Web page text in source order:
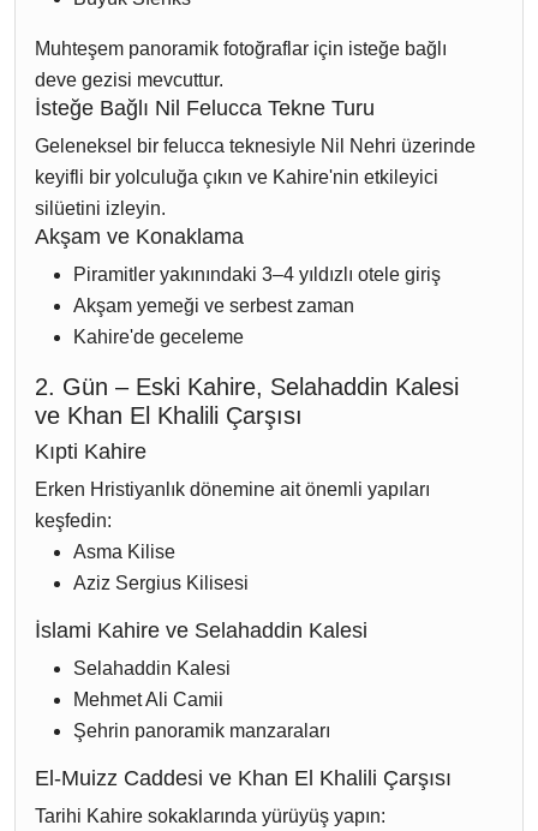
Muhteşem panoramik fotoğraflar için isteğe bağlı
deve gezisi mevcuttur.
İsteğe Bağlı Nil Felucca Tekne Turu
Geleneksel bir felucca teknesiyle Nil Nehri üzerinde
keyifli bir yolculuğa çıkın ve Kahire'nin etkileyici
silüetini izleyin.
Akşam ve Konaklama
Piramitler yakınındaki 3–4 yıldızlı otele giriş
Akşam yemeği ve serbest zaman
Kahire'de geceleme
2. Gün – Eski Kahire, Selahaddin Kalesi
ve Khan El Khalili Çarşısı
Kıpti Kahire
Erken Hristiyanlık dönemine ait önemli yapıları
keşfedin:
Asma Kilise
Aziz Sergius Kilisesi
İslami Kahire ve Selahaddin Kalesi
Selahaddin Kalesi
Mehmet Ali Camii
Şehrin panoramik manzaraları
El-Muizz Caddesi ve Khan El Khalili Çarşısı
Tarihi Kahire sokaklarında yürüyüş yapın: